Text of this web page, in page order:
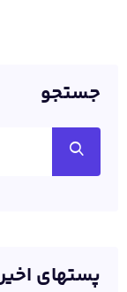
جستجو
پستهای اخیر